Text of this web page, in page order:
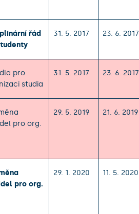
řád
31. 5. 2017 23. 6. 2017
pro
studia
31. 5. 2017 23. 6. 2017
pro org.
29. 5. 2019 21. 6. 2019
pro org.
29. 1. 2020 11. 5. 2020